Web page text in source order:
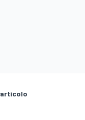
articolo